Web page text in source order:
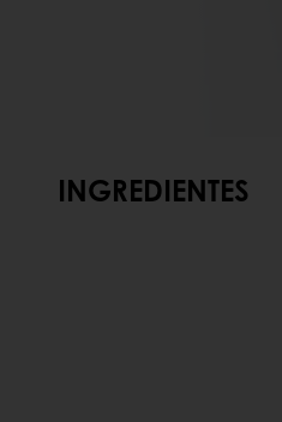
INGREDIENTES